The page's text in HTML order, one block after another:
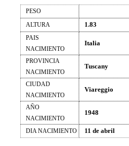
PESO
ALTURA
1.83
PAIS
NACIMIENTO
Italia
PROVINCIA
NACIMIENTO
Tuscany
CIUDAD
NACIMIENTO
Viareggio
AÑO
NACIMIENTO
1948
DIA NACIMIENTO 11 de abril